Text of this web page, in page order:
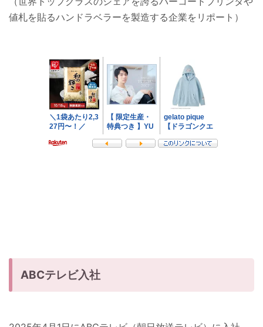
値札を貼るハンドラベラーを製造する企業をリポート）
ABCテレビ入社